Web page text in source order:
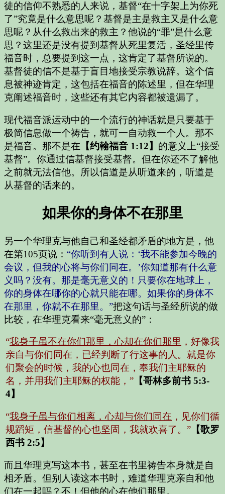
徒的信仰不熟悉的人来说，基督“在十字架上为你死
了”究竟是什么意思呢？基督是主是救主又是什么意
思呢？从什么救出来的救主？他说的“罪”是什么意
思？这里还是没有提到基督从死里复活，圣经里传
福音时，总要提到这一点，这肯定了基督所说的。
基督徒的信不是基于盲目地接受宗教说辞。这个信
息被神迹肯定，这包括在福音的陈述里，但在华理
克阐述福音时，这些还有其它内容都被遗漏了。
现代福音派运动中的一个流行的神话就是只要基于
极简信息做一个祷告，就可一自动救一个人。那不
是福音。那不是在 【约翰福音 1:12】 的意义上“接受
基督”。你通过信基督接受基督。但在你还不了解他
之前就无法信他。所以信道是从听道来的，听道是
从基督的话来的。
如果你的身体不在那里
另一个华理克与他自己和圣经都矛盾的地方是，他
在第105页说： “你听到有人说：‘我不能参加今晚的
会议，但我的心将与你们同在。’你知道那有什么意
义吗？没有。那是毫无意义的！只要你在地球上，
你的身体在哪你的心就只能在哪。如果你的身体不
在那里，你就不在那里。”把这句话与圣经所说的做
比较，在华理克看来“毫无意义的”：
“我身子虽不在你们那里，心却在你们那里 ，好像我
亲自与你们同在，已经判断了行这事的人。就是你
们聚会的时候，我的心也同在，奉我们主耶稣的
名，并用我们主耶稣的权能，” 【哥林多前书 5:3-
4】
“我身子虽与你们相离，心却与你们同在 ，见你们循
规蹈矩，信基督的心也坚固，我就欢喜了。” 【歌罗
西书 2:5】
而且华理克写这本书，甚至在书里祷告本身就是自
相矛盾。但别人读这本书时，难道华理克亲自和他
们在一起吗？不！但他的心在他们那里。